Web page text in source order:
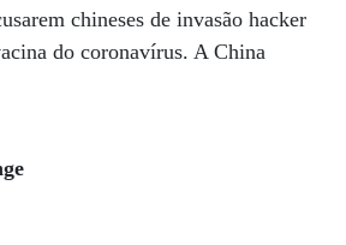
chineses de invasão hacker
do coronavírus. A China